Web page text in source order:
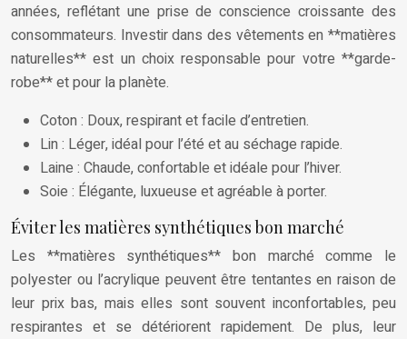
années, reflétant une prise de conscience croissante des
consommateurs. Investir dans des vêtements en **matières
naturelles** est un choix responsable pour votre **garde-
robe** et pour la planète.
Coton : Doux, respirant et facile d’entretien.
Lin : Léger, idéal pour l’été et au séchage rapide.
Laine : Chaude, confortable et idéale pour l’hiver.
Soie : Élégante, luxueuse et agréable à porter.
Éviter les matières synthétiques bon marché
Les **matières synthétiques** bon marché comme le
polyester ou l’acrylique peuvent être tentantes en raison de
leur prix bas, mais elles sont souvent inconfortables, peu
respirantes et se détériorent rapidement. De plus, leur